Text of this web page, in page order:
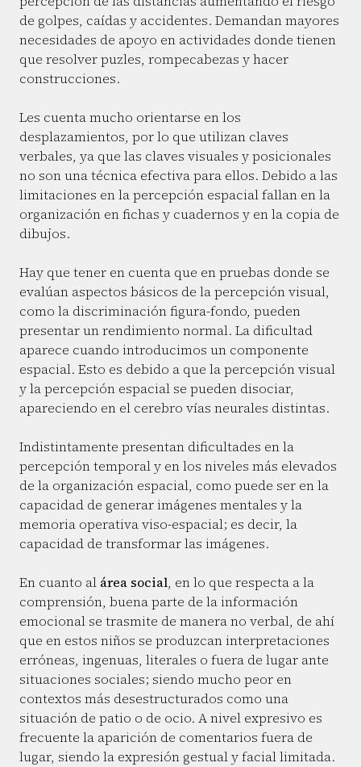
de golpes, caídas y accidentes. Demandan mayores
necesidades de apoyo en actividades donde tienen
que resolver puzles, rompecabezas y hacer
construcciones.
Les cuenta mucho orientarse en los
desplazamientos, por lo que utilizan claves
verbales, ya que las claves visuales y posicionales
no son una técnica efectiva para ellos. Debido a las
limitaciones en la percepción espacial fallan en la
organización en fichas y cuadernos y en la copia de
dibujos.
Hay que tener en cuenta que en pruebas donde se
evalúan aspectos básicos de la percepción visual,
como la discriminación figura-fondo, pueden
presentar un rendimiento normal. La dificultad
aparece cuando introducimos un componente
espacial. Esto es debido a que la percepción visual
y la percepción espacial se pueden disociar,
apareciendo en el cerebro vías neurales distintas.
Indistintamente presentan dificultades en la
percepción temporal y en los niveles más elevados
de la organización espacial, como puede ser en la
capacidad de generar imágenes mentales y la
memoria operativa viso-espacial; es decir, la
capacidad de transformar las imágenes.
En cuanto al área social, en lo que respecta a la
comprensión, buena parte de la información
emocional se trasmite de manera no verbal, de ahí
que en estos niños se produzcan interpretaciones
erróneas, ingenuas, literales o fuera de lugar ante
situaciones sociales; siendo mucho peor en
contextos más desestructurados como una
situación de patio o de ocio. A nivel expresivo es
frecuente la aparición de comentarios fuera de
lugar, siendo la expresión gestual y facial limitada.